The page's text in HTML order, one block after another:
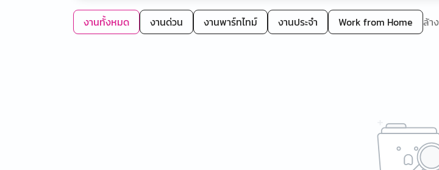
งานทั้งหมด งานด่วน งานพาร์ทไทม์ งานประจำ Work from Home ล้า